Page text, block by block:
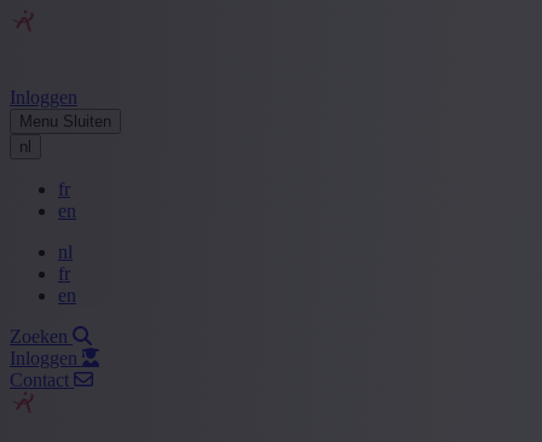
Inloggen
Menu Sluiten
nl
fr
en
nl
fr
en
Zoeken
Inloggen
Contact